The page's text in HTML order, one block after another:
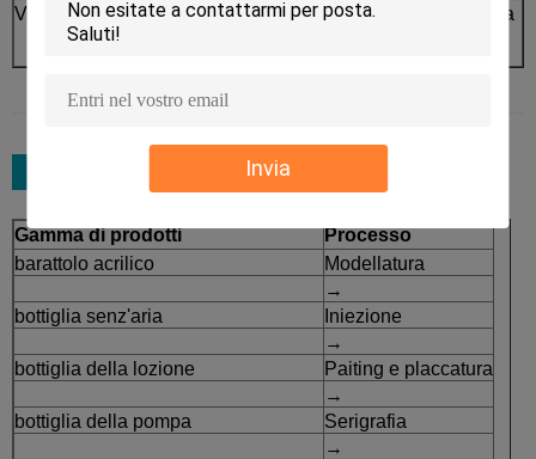
Invia
Vantaggio 5
la cima ed il barattolo del cappuccio sono sia
Gamma di prodotti
Processo
barattolo acrilico
Modellatura
→
bottiglia senz'aria
Iniezione
→
bottiglia della lozione
Paiting e placcatura
→
bottiglia della pompa
Serigrafia
→